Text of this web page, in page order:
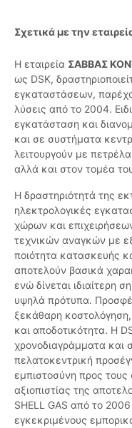
Σχετικά με την
Η εταιρεία ΣΑΒΒΑΣ
ως DSK,
εγκαταστάσεων,
λύσεις από το 2004.
εγκατάσταση και
και σε συστήματα
λειτουργούν με
αλλά και στον τομέα
Η δραστηριότητά της
ηλεκτρολογικές
χώρων και
τεχνικών αναγκών με
ποιότητα κατασκευής
αποτελούν βασικά
ενώ δίνεται ιδιαίτερη
υψηλά πρότυπα.
ξεκάθαρη κοστολόγηση,
και αποδοτικότητα. Η
χρονοδιαγράμματα και
πελατοκεντρική
εμπιστοσύνη προς τους
αξιοπιστίας της
SHELL GAS από το
εγκεκριμένους